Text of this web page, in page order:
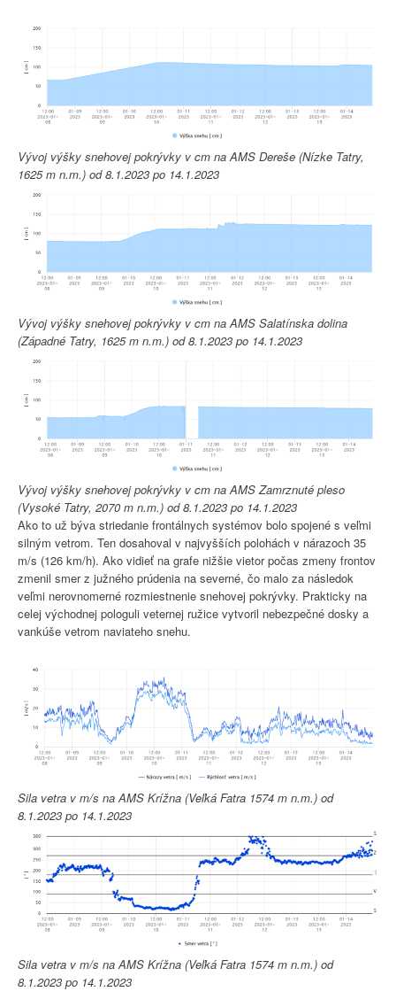
Vývoj výšky snehovej pokrývky v cm na AMS Dereše (Nízke Tatry,
1625 m n.m.) od 8.1.2023 po 14.1.2023
Vývoj výšky snehovej pokrývky v cm na AMS Salatínska dolina
(Západné Tatry, 1625 m n.m.) od 8.1.2023 po 14.1.2023
Vývoj výšky snehovej pokrývky v cm na AMS Zamrznuté pleso
(Vysoké Tatry, 2070 m n.m.) od 8.1.2023 po 14.1.2023
Ako to už býva striedanie frontálnych systémov bolo spojené s veľmi
silným vetrom. Ten dosahoval v najvyšších polohách v nárazoch 35
m/s (126 km/h). Ako vidieť na grafe nižšie vietor počas zmeny frontov
zmenil smer z južného prúdenia na severné, čo malo za následok
veľmi nerovnomerné rozmiestnenie snehovej pokrývky. Prakticky na
celej východnej pologuli veternej ružice vytvoril nebezpečné dosky a
vankúše vetrom naviateho snehu.
Sila vetra v m/s na AMS Krížna (Veľká Fatra 1574 m n.m.) od
8.1.2023 po 14.1.2023
Sila vetra v m/s na AMS Krížna (Veľká Fatra 1574 m n.m.) od
8.1.2023 po 14.1.2023